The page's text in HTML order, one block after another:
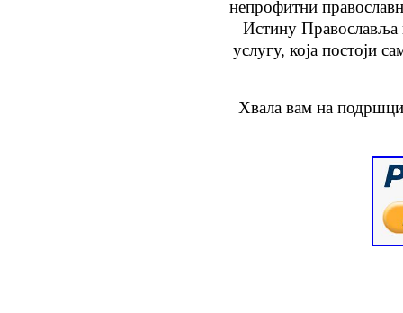
непрофитни
Истину
услугу, којапостоји
Хвала вам на